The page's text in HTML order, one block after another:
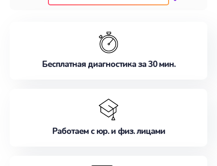
наилучшим образом. Не медлите записаться на
Бесплатная диагностика за 30 мин.
Работаем с юр. и физ. лицами